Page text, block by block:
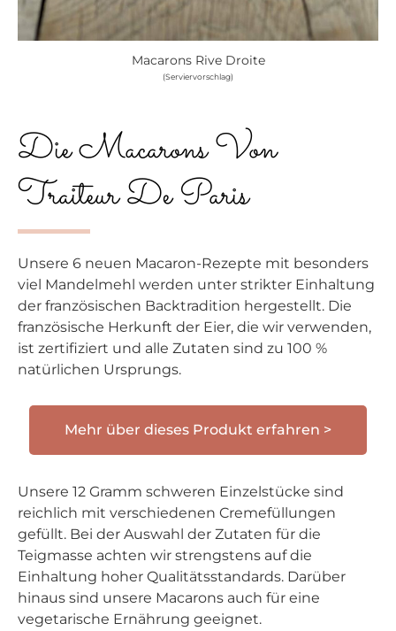
Macarons Rive Droite
(Serviervorschlag)
Die Macarons Von
Traiteur De Paris
Unsere 6 neuen Macaron-Rezepte mit besonders
viel Mandelmehl werden unter strikter Einhaltung
der französischen Backtradition hergestellt. Die
französische Herkunft der Eier, die wir verwenden,
ist zertifiziert und alle Zutaten sind zu 100 %
natürlichen Ursprungs.
Mehr über dieses Produkt erfahren >
Unsere 12 Gramm schweren Einzelstücke sind
reichlich mit verschiedenen Cremefüllungen
gefüllt. Bei der Auswahl der Zutaten für die
Teigmasse achten wir strengstens auf die
Einhaltung hoher Qualitätsstandards. Darüber
hinaus sind unsere Macarons auch für eine
vegetarische Ernährung geeignet.